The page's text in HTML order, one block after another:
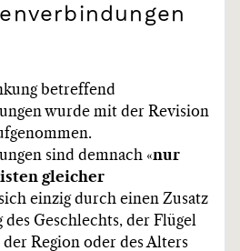
betreffend
wurde mit der Revision
sind demnach «nur
gleicher
einzig durch einen Zusatz
Geschlechts, der Flügel
Region oder des Alters